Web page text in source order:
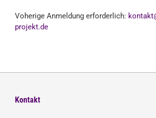
Voherige Anmeldung erforderlich:
projekt.de
Kontakt